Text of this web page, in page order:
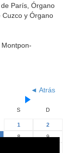
París, Órgano
Cuzco y Órgano
◄ Atrás
S D
1
2
8
9